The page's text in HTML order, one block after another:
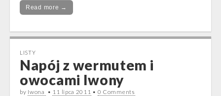
Read more →
LISTY
Napój z wermutem i
owocami Iwony
by Iwona • 11 lipca 2011 • 0 Comments